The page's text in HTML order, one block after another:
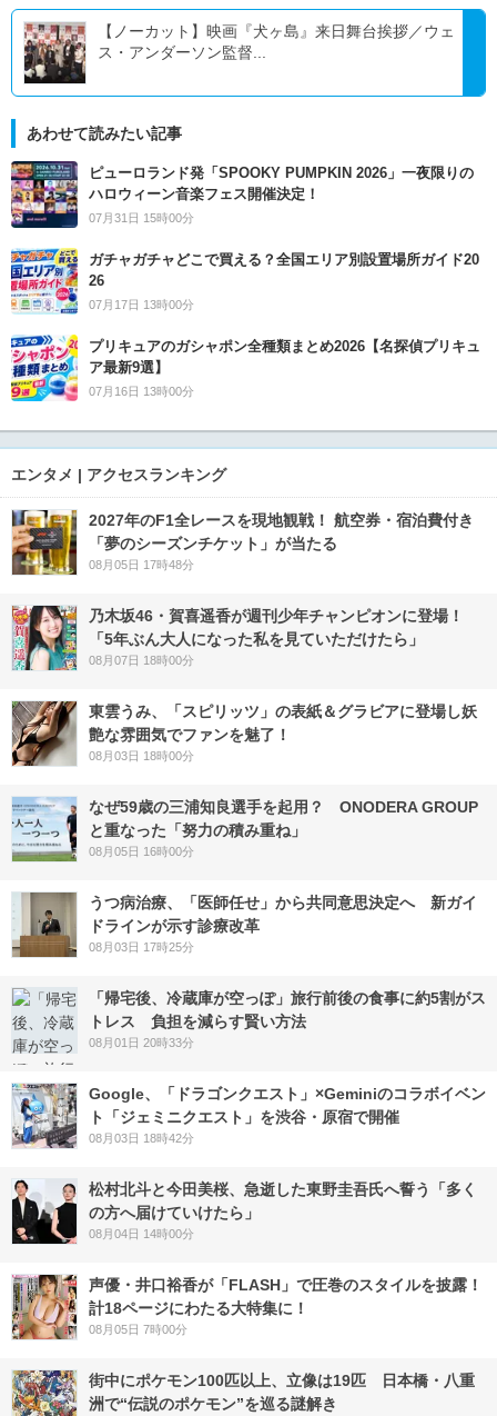
【ノーカット】映画『犬ヶ島』来日舞台挨拶／ウェ
ス・アンダーソン監督...
あわせて読みたい記事
ピューロランド発「SPOOKY PUMPKIN 2026」一夜限りの
ハロウィーン音楽フェス開催決定！
07月31日 15時00分
ガチャガチャどこで買える？全国エリア別設置場所ガイド20
26
07月17日 13時00分
プリキュアのガシャポン全種類まとめ2026【名探偵プリキュ
ア最新9選】
07月16日 13時00分
エンタメ | アクセスランキング
2027年のF1全レースを現地観戦！ 航空券・宿泊費付き
「夢のシーズンチケット」が当たる
08月05日 17時48分
乃木坂46・賀喜遥香が週刊少年チャンピオンに登場！
「5年ぶん大人になった私を見ていただけたら」
08月07日 18時00分
東雲うみ、「スピリッツ」の表紙＆グラビアに登場し妖
艶な雰囲気でファンを魅了！
08月03日 18時00分
なぜ59歳の三浦知良選手を起用？ ONODERA GROUP
と重なった「努力の積み重ね」
08月05日 16時00分
うつ病治療、「医師任せ」から共同意思決定へ 新ガイ
ドラインが示す診療改革
08月03日 17時25分
「帰宅後、冷蔵庫が空っぽ」旅行前後の食事に約5割がス
トレス 負担を減らす賢い方法
08月01日 20時33分
Google、「ドラゴンクエスト」×Geminiのコラボイベン
ト「ジェミニクエスト」を渋谷・原宿で開催
08月03日 18時42分
松村北斗と今田美桜、急逝した東野圭吾氏へ誓う「多く
の方へ届けていけたら」
08月04日 14時00分
声優・井口裕香が「FLASH」で圧巻のスタイルを披露！
計18ページにわたる大特集に！
08月05日 7時00分
街中にポケモン100匹以上、立像は19匹 日本橋・八重
洲で“伝説のポケモン”を巡る謎解き